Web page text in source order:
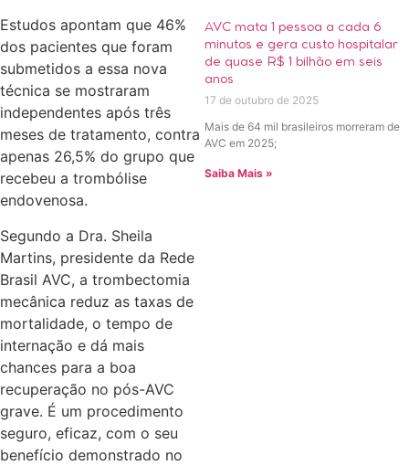
Estudos apontam que 46%
dos pacientes que foram
submetidos a essa nova
técnica se mostraram
independentes após três
meses de tratamento, contra
apenas 26,5% do grupo que
recebeu a trombólise
endovenosa.
Segundo a Dra. Sheila
Martins, presidente da Rede
Brasil AVC, a trombectomia
mecânica reduz as taxas de
mortalidade, o tempo de
internação e dá mais
chances para a boa
recuperação no pós-AVC
grave. É um procedimento
seguro, eficaz, com o seu
benefício demonstrado no
AVC mata 1 pessoa a cada 6
minutos e gera custo hospitalar
de quase R$ 1 bilhão em seis
anos
17 de outubro de 2025
Mais de 64 mil brasileiros morreram de
AVC em 2025;
Saiba Mais »